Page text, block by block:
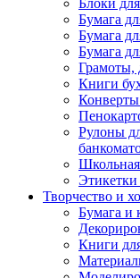
Блоки
Бумага
Бумага
Бумага
Грамоты,
Книги
Рулоны
Творчество и
Бумага и
Книги